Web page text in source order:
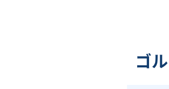
ゴ